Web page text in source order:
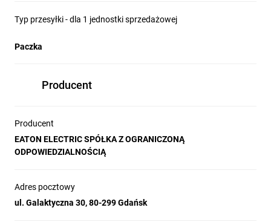
Typ przesyłki - dla 1 jednostki sprzedażowej
Paczka
Producent
Producent
EATON ELECTRIC SPÓŁKA Z OGRANICZONĄ
ODPOWIEDZIALNOŚCIĄ
Adres pocztowy
ul. Galaktyczna 30, 80-299 Gdańsk